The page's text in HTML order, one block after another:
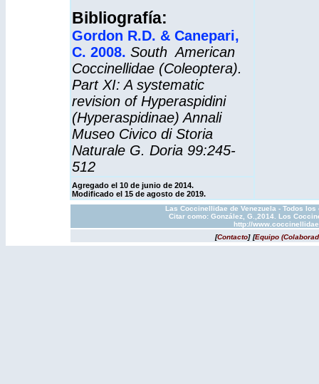
Bibliografía:
Gordon R.D. & Canepari,
C. 2008. South American
Coccinellidae (Coleoptera).
Part XI: A systematic
revision of Hyperaspidini
(Hyperaspidinae) Annali
Museo Civico di Storia
Naturale G. Doria 99:245-
512
Agregado el 10 de junio de 2014.
Modificado el 15 de agosto de 2019.
Las Coccinellidae de Venezuela - Todos
Citar como: González, G.,2014. Los
http://
[Contacto] [Equipo